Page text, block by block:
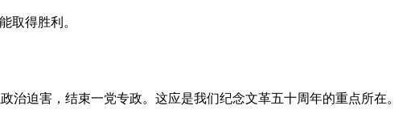
取得胜利。
迫害，结束一党专政。这应是我们纪念文革五十周年的重点所在。